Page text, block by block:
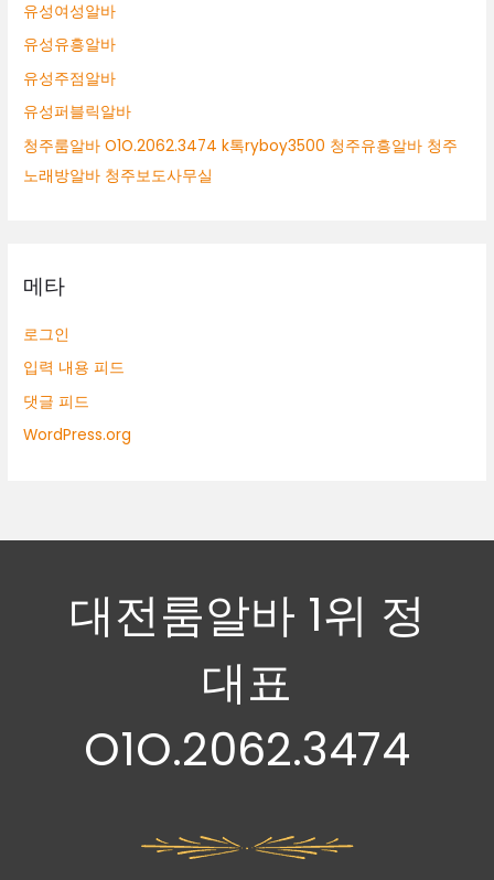
유성여성알바
유성유흥알바
유성주점알바
유성퍼블릭알바
청주룸알바 O1O.2062.3474 k톡ryboy3500 청주유흥알바 청주
노래방알바 청주보도사무실
메타
로그인
입력 내용 피드
댓글 피드
WordPress.org
대전룸알바 1위 정
대표
O1O.2062.3474